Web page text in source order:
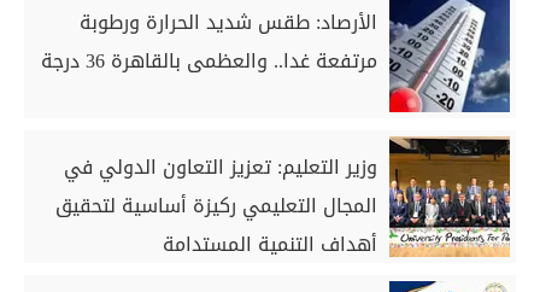
الأرصاد: طقس شديد الحرارة ورطوبة
مرتفعة غدا.. والعظمى بالقاهرة 36 درجة
وزير التعليم: تعزيز التعاون الدولي في
المجال التعليمي ركيزة أساسية لتحقيق
أهداف التنمية المستدامة